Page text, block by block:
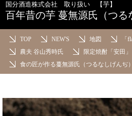
国分酒造株式会社 取り扱い 【芋】
百年昔の芋 蔓無源氏（つる
TOP NEW'S 地図
「
農夫 谷山秀時氏
限定焼酎「安田」
食の匠が作る蔓無源氏（つるなしげんぢ